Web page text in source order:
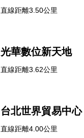
直線距離3.50公里
光華數位新天地
直線距離3.62公里
台北世界貿易中心
直線距離4.00公里